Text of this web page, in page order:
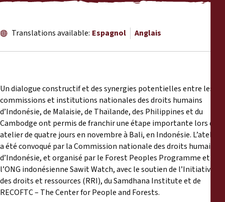
Translations available: Espagnol Anglais
Un dialogue constructif et des synergies potentielles entre les
commissions et institutions nationales des droits humains
d’Indonésie, de Malaisie, de Thaïlande, des Philippines et du
Cambodge ont permis de franchir une étape importante lors d’un
atelier de quatre jours en novembre à Bali, en Indonésie. L’atelier
a été convoqué par la Commission nationale des droits humains
d’Indonésie, et organisé par le Forest Peoples Programme et
l’ONG indonésienne Sawit Watch, avec le soutien de l’Initiative
des droits et ressources (RRI), du Samdhana Institute et de
RECOFTC – The Center for People and Forests.